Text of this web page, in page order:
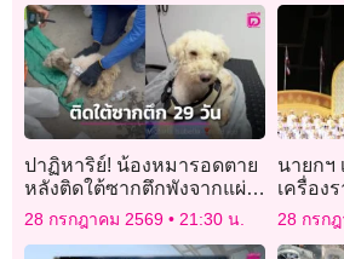
ปาฏิหาริย์! น้องหมารอดตาย
หลังติดใต้ซากตึกพังจากแผ่น
ดินไหวเวเนซุเอลานาน 29
28 กรกฎาคม 2569 21:30 น.
นายกฯ
เครื่อง
ถวายพ
พระช
28 กรก